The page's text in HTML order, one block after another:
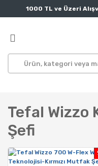
1000 TL ve Üzeri
Tefal Wizzo
Şefi